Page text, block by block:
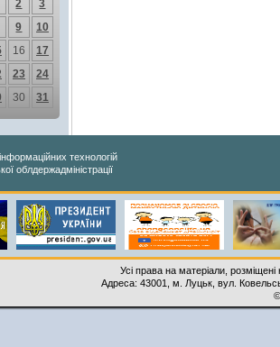
2
3
9
10
16
17
23
24
30 31
технологій
облдержадміністрації
Усі права на матеріали,
Адреса: 43001, м. Луцьк, вул.